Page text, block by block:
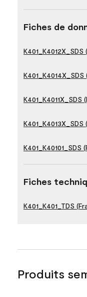
Fiches de
K401_K4012X_SDS
K401_K4014X_SDS
K401_K4011X_SDS
K401_K4013X_SDS
K401_K40101_SDS
Fiches
K401_K401_TDS
Produits